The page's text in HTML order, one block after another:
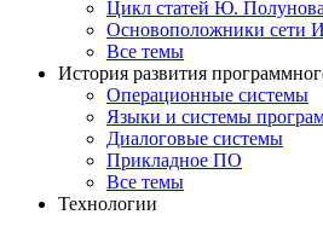
Цикл статей Ю.
Основоположники сети
Все темы
История развития
Операционные системы
Языки и системы
Диалоговые системы
Прикладное ПО
Все темы
Технологии